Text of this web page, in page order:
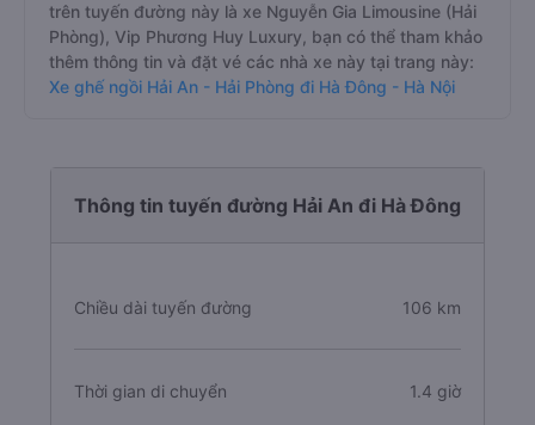
trên tuyến đường này là xe Nguyễn Gia Limousine (Hải
Phòng), Vip Phương Huy Luxury, bạn có thể tham khảo
thêm thông tin và đặt vé các nhà xe này tại trang này:
Xe ghế ngồi Hải An - Hải Phòng đi Hà Đông - Hà Nội
Thông tin tuyến đường Hải An đi Hà Đông
Chiều dài tuyến đường 106 km
Thời gian di chuyển 1.4 giờ